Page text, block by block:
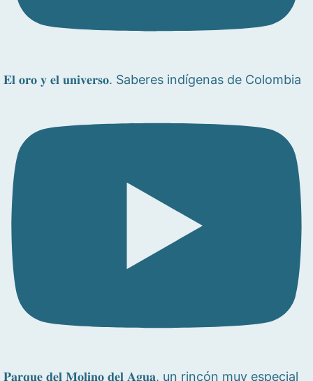
𝐄𝐥 𝐨𝐫𝐨 𝐲 𝐞𝐥 𝐮𝐧𝐢𝐯𝐞𝐫𝐬𝐨. Saberes indígenas de Colombia
𝐏𝐚𝐫𝐪𝐮𝐞 𝐝𝐞𝐥 𝐌𝐨𝐥𝐢𝐧𝐨 𝐝𝐞𝐥 𝐀𝐠𝐮𝐚, un rincón muy especial